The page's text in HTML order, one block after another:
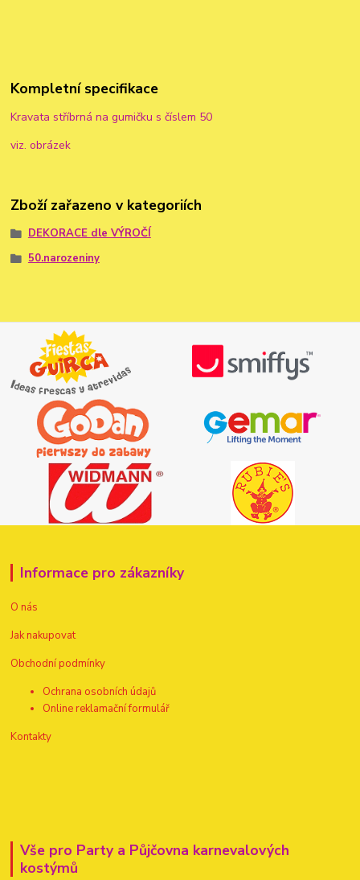
Kompletní specifikace
Kravata stříbrná na gumičku s číslem 50
viz. obrázek
Zboží zařazeno v kategoriích
DEKORACE dle VÝROČÍ
50.narozeniny
Informace pro zákazníky
O nás
Jak nakupovat
Obchodní podmínky
Ochrana osobních údajů
Online reklamační formulář
Kontakty
Vše pro Party a Půjčovna karnevalových
kostýmů